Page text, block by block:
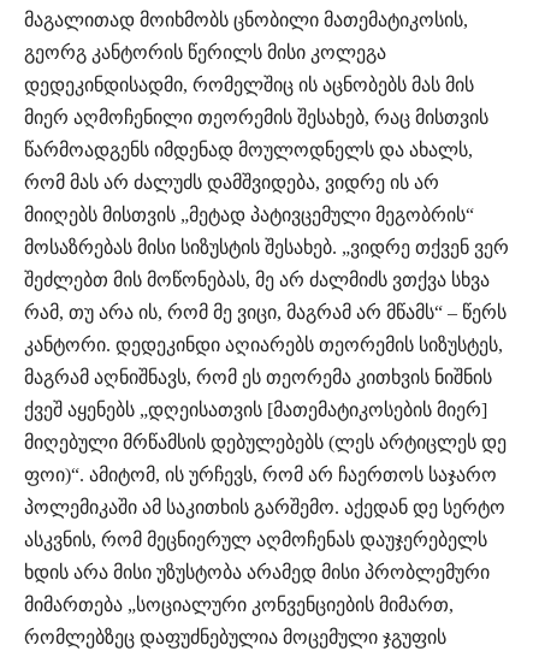
მაგალითად მოიხმობს ცნობილი მათემატიკოსის,
გეორგ კანტორის წერილს მისი კოლეგა
დედეკინდისადმი, რომელშიც ის აცნობებს მას მის
მიერ აღმოჩენილი თეორემის შესახებ, რაც მისთვის
წარმოადგენს იმდენად მოულოდნელს და ახალს,
რომ მას არ ძალუძს დამშვიდება, ვიდრე ის არ
მიიღებს მისთვის „მეტად პატივცემული მეგობრის“
მოსაზრებას მისი სიზუსტის შესახებ. „ვიდრე თქვენ ვერ
შეძლებთ მის მოწონებას, მე არ ძალმიძს ვთქვა სხვა
რამ, თუ არა ის, რომ მე ვიცი, მაგრამ არ მწამს“ – წერს
კანტორი. დედეკინდი აღიარებს თეორემის სიზუსტეს,
მაგრამ აღნიშნავს, რომ ეს თეორემა კითხვის ნიშნის
ქვეშ აყენებს „დღეისათვის [მათემატიკოსების მიერ]
მიღებული მრწამსის დებულებებს (ლეს არტიცლეს დე
ფოი)“. ამიტომ, ის ურჩევს, რომ არ ჩაერთოს საჯარო
პოლემიკაში ამ საკითხის გარშემო. აქედან დე სერტო
ასკვნის, რომ მეცნიერულ აღმოჩენას დაუჯერებელს
ხდის არა მისი უზუსტობა არამედ მისი პრობლემური
მიმართება „სოციალური კონვენციების მიმართ,
რომლებზეც დაფუძნებულია მოცემული ჯგუფის